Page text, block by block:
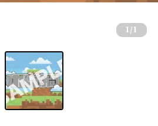
1 /1